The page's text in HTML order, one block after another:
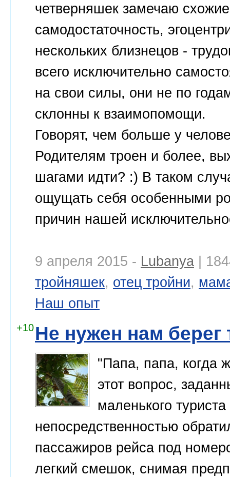
четверняшек замечаю
самодостаточность,
нескольких близнецов -
всего исключительно
на свои силы, они не по
склонны к взаимопомощи.
Говорят, чем больше у
Родителям троен и более,
шагами идти? :) В таком
ощущать себя особенными
причин нашей
9 апреля 2015 - Lubanya |
тройняшек, отец тройни,
Наш опыт
+10Не нужен нам берег
"Папа, папа, когда
этот вопрос,
маленького
непосредственностью
пассажиров рейса под
легкий смешок, снимая